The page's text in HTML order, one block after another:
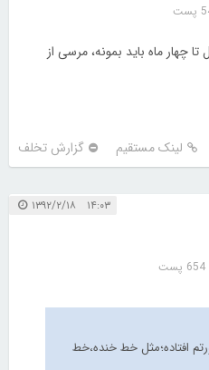
چهار ماه باید بمونه، مرسی از
لینک مستقیم گزارش تخلف
۱۴:۰۳ ۱۳۹۲/۲/۱۸
654 پست
افتاده؛مثل خط خنده،خط